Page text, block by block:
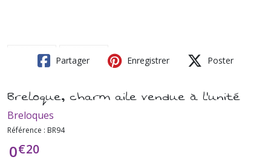
Partager Enregistrer Poster
Breloque, charm aile vendue à l'unité
Breloques
Référence : BR94
0€20